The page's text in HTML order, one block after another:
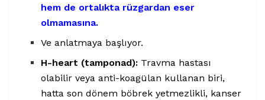
hem de ortalıkta rüzgardan eser
olmamasına.
Ve anlatmaya başlıyor.
H-heart (tamponad): Travma hastası
olabilir veya anti-koagülan kullanan biri,
hatta son dönem böbrek yetmezlikli, kanser